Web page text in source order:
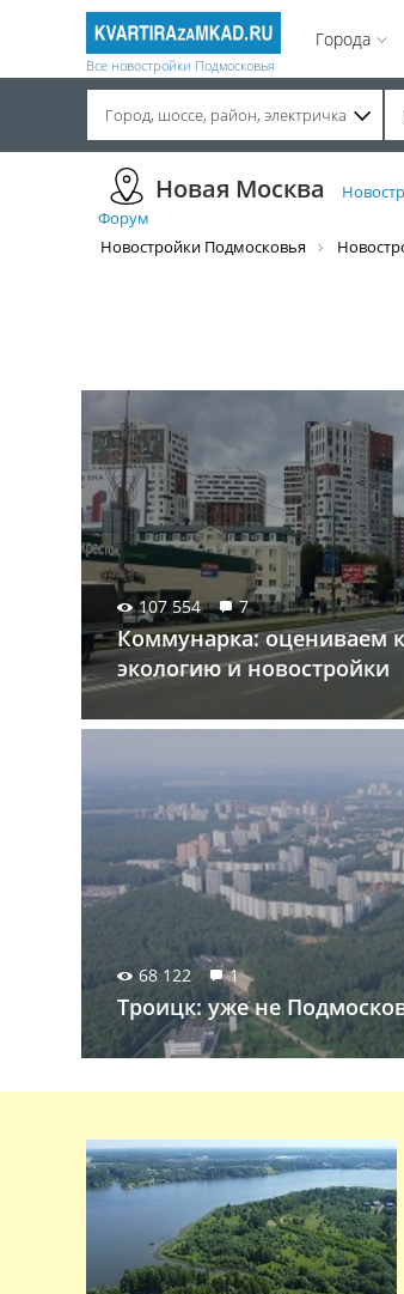
Все новостройки Подмосковья
Города
Город, шоссе, район, электричка
Новая Москва
Форум
Новостройки Подмосковья
107 554 7
Коммунарка: оцениваем
экологию и новостройки
68 122 1
Троицк: уже не